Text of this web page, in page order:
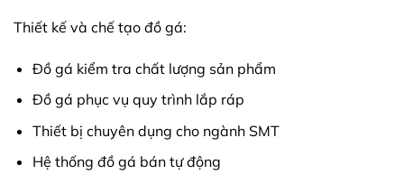
Thiết kế và chế tạo đồ gá:
Đồ gá kiểm tra chất lượng sản phẩm
Đồ gá phục vụ quy trình lắp ráp
Thiết bị chuyên dụng cho ngành SMT
Hệ thống đồ gá bán tự động